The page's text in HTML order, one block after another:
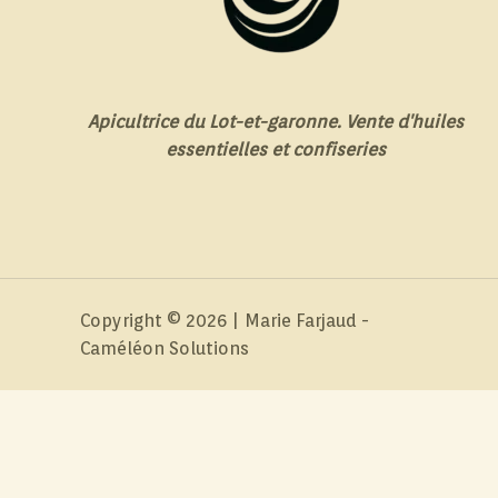
Apicultrice du Lot-et-garonne. Vente d'huiles
essentielles et confiseries
Copyright © 2026 | Marie Farjaud -
Caméléon Solutions